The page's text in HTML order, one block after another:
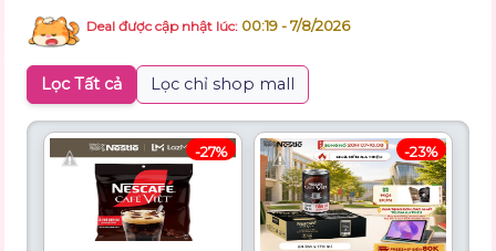
Deal được cập nhật lúc: 00:19 - 7/8/2026
Lọc Tất cả Lọc chỉ shop mall
-27% -23%